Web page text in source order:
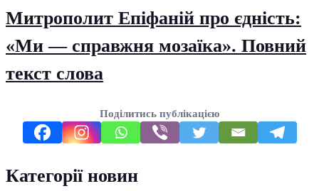
Митрополит Епіфаній про єдність:
«Ми — справжня мозаїка». Повний
текст слова
Поділитись публікацією
Категорії новин